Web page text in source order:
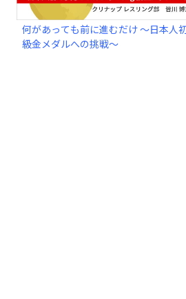
何があっても前に進むだけ ～日本人
級金メダルへの挑戦～